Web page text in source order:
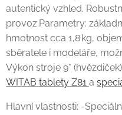
autentický vzhled.
provoz.Parametry:
hmotnost cca 1,8 kg,
sběratele i modeláře,
Výkon stroje 9*
WITAB tablety Z81 a
Hlavní vlastnosti: -